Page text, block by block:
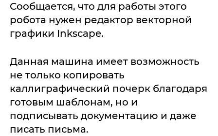
Сообщается, что для работы этого
робота нужен редактор векторной
графики Inkscape.
Данная машина имеет возможность
не только копировать
каллиграфический почерк благодаря
готовым шаблонам, но и
подписывать документацию и даже
писать письма.